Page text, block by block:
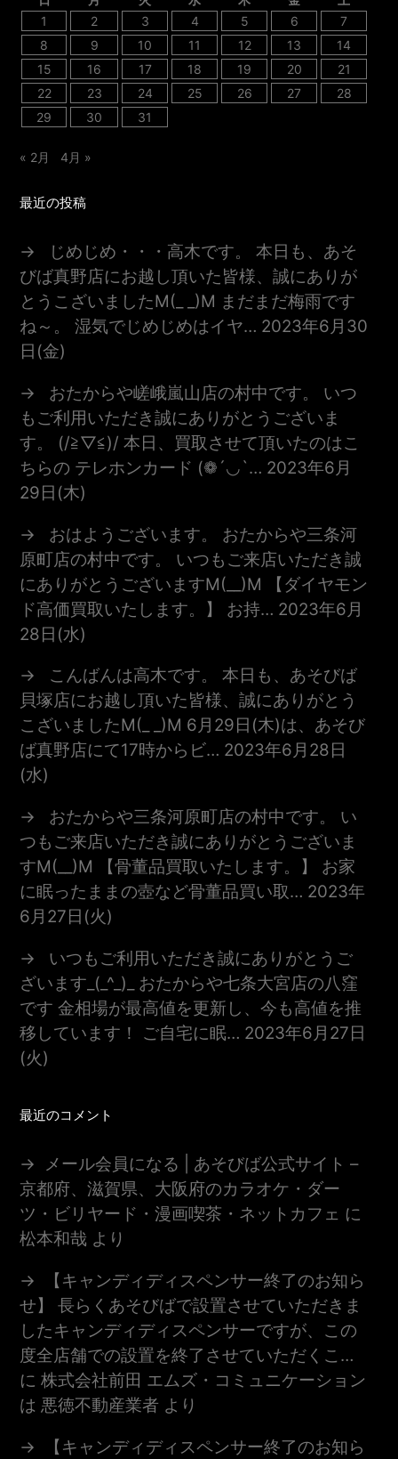
1
2 3 4 5 6
7
8
9 10 11 12 13
14
15
16 17 18 19 20
21
22
23 24 25 26 27
28
29
30 31
« 2月 4月 »
最近の投稿
じめじめ・・・高木です。 本日も、あそ
びば真野店にお越し頂いた皆様、誠にありが
とうこざいましたm(_ _)m まだまだ梅雨です
ね～。 湿気でじめじめはイヤ… 2023年6月30
日(金)
おたからや嵯峨嵐山店の村中です。 いつ
もご利用いただき誠にありがとうございま
す。 (/≧▽≦)/ 本日、買取させて頂いたのはこ
ちらの テレホンカード (❁´◡`… 2023年6月
29日(木)
おはようございます。 おたからや三条河
原町店の村中です。 いつもご来店いただき誠
にありがとうございますm(__)m 【ダイヤモン
ド高価買取いたします。】 お持… 2023年6月
28日(水)
こんばんは高木です。 本日も、あそびば
貝塚店にお越し頂いた皆様、誠にありがとう
こざいましたm(_ _)m 6月29日(木)は、あそび
ば真野店にて17時からビ… 2023年6月28日
(水)
おたからや三条河原町店の村中です。 い
つもご来店いただき誠にありがとうございま
すm(__)m 【骨董品買取いたします。】 お家
に眠ったままの壺など骨董品買い取… 2023年
6月27日(火)
いつもご利用いただき誠にありがとうご
ざいます_(_^_)_ おたからや七条大宮店の八窪
です 金相場が最高値を更新し、今も高値を推
移しています！ ご自宅に眠… 2023年6月27日
(火)
最近のコメント
メール会員になる | あそびば公式サイト –
京都府、滋賀県、大阪府のカラオケ・ダー
ツ・ビリヤード・漫画喫茶・ネットカフェ に
松本和哉 より
【キャンディディスペンサー終了のお知ら
せ】 長らくあそびばで設置させていただきま
したキャンディディスペンサーですが、この
度全店舗での設置を終了させていただくこ…
に株式会社前田 エムズ・コミュニケーション
は 悪徳不動産業者 より
【キャンディディスペンサー終了のお知ら